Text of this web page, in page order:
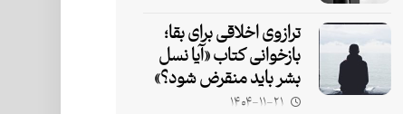
ترازوی اخلاقی برای بقا؛
بازخوانی کتاب «آیا نسل
بشر باید منقرض شود؟»
۱۴۰۴-۱۱-۲۱